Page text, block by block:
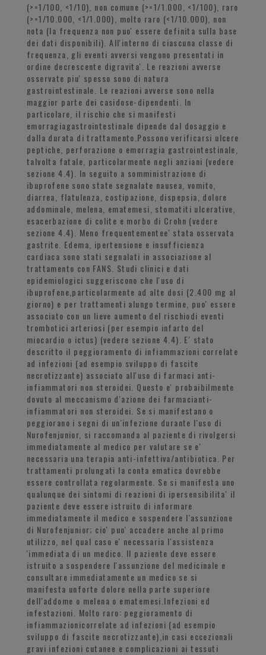
(>=1/100, <1/10), non comune (>=1/1.000, <1/100), raro
(>=1/10.000, <1/1.000), molto raro (<1/10.000), non
nota (la frequenza non puo' essere definita sulla base
dei dati disponibili). All'interno di ciascuna classe di
frequenza, gli eventi avversi vengono presentati in
ordine decrescente digravita'. Le reazioni avverse
osservate piu' spesso sono di natura
gastrointestinale. Le reazioni avverse sono nella
maggior parte dei casidose-dipendenti. In
particolare, il rischio che si manifesti
emorragiagastrointestinale dipende dal dosaggio e
dalla durata di trattamento.Possono verificarsi ulcere
peptiche, perforazione o emorragia gastrointestinale,
talvolta fatale, particolarmente negli anziani (vedere
sezione 4.4). In seguito a somministrazione di
ibuprofene sono state segnalate nausea, vomito,
diarrea, flatulenza, costipazione, dispepsia, dolore
addominale, melena, ematemesi, stomatiti ulcerative,
esacerbazione di colite e morbo di Crohn (vedere
sezione 4.4). Meno frequentementee' stata osservata
gastrite. Edema, ipertensione e insufficienza
cardiaca sono stati segnalati in associazione al
trattamento con FANS. Studi clinici e dati
epidemiologici suggeriscono che l'uso di
ibuprofene,particolarmente ad alte dosi (2.400 mg al
giorno) e per trattamenti alungo termine, puo' essere
associato con un lieve aumento del rischiodi eventi
trombotici arteriosi (per esempio infarto del
miocardio o ictus) (vedere sezione 4.4). E' stato
descritto il peggioramento di infiammazioni correlate
ad infezioni (ad esempio sviluppo di fascite
necrotizzante) associato all'uso di farmaci anti-
infiammatori non steroidei. Questo e' probaibilmente
dovuto al meccanismo d'azione dei farmacianti-
infiammatori non steroidei. Se si manifestano o
peggiorano i segni di un'infezione durante l'uso di
Nurofenjunior, si raccomanda al paziente di rivolgersi
immediatamente al medico per valutare se e'
necessaria una terapia anti-infettiva/antibiotica. Per
trattamenti prolungati la conta ematica dovrebbe
essere controllata regolarmente. Se si manifesta uno
qualunque dei sintomi di reazioni di ipersensibilita' il
paziente deve essere istruito di informare
immediatamente il medico e sospendere l'assunzione
di Nurofenjunior; cio' puo' accadere anche al primo
utilizzo, nel qual caso e' necessaria l'assistenza
'immediata di un medico. Il paziente deve essere
istruito a sospendere l'assunzione del medicinale e
consultare immediatamente un medico se si
manifesta unforte dolore nella parte superiore
dell'addome o melena o ematemesi.Infezioni ed
infestazioni. Molto raro: peggioramento di
infiammazionicorrelate ad infezioni (ad esempio
sviluppo di fascite necrotizzante),in casi eccezionali
gravi infezioni cutanee e complicazioni ai tessuti